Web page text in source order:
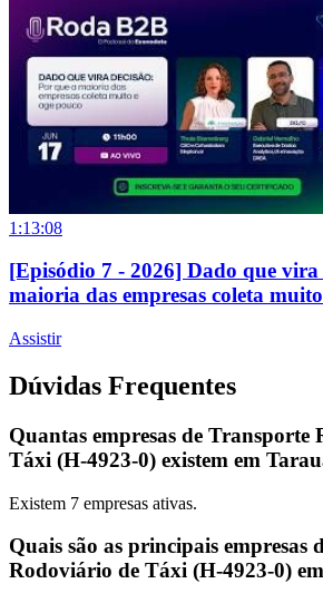
1:13:08
[Episódio 7 - 2026] Dado que
maioria das empresas coleta
Assistir
Dúvidas Frequentes
Quantas empresas de Transporte
Táxi (H-4923-0) existem em
Existem 7 empresas ativas.
Quais são as principais empresas
Rodoviário de Táxi (H-4923-0)